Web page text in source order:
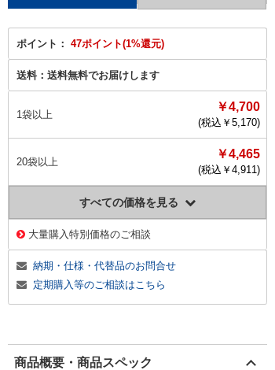
ポイント： 47ポイント(1%還元)
送料： 送料無料でお届けします
1袋以上
￥4,700
(税込￥ 5,170)
20袋以上
￥4,465
(税込￥ 4,911)
すべての価格を見る
大量購入特別価格のご相談
納期・仕様・代替品のお問合せ
定期購入等のご相談はこちら
商品概要・商品スペック